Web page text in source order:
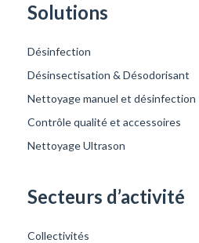
Solutions
Désinfection
Désinsectisation & Désodorisant
Nettoyage manuel et désinfection
Contrôle qualité et accessoires
Nettoyage Ultrason
Secteurs d’activité
Collectivités